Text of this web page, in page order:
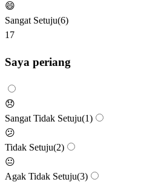
😄
Sangat Setuju(6)
17
Saya periang
😞
Sangat Tidak Setuju(1)
😕
Tidak Setuju(2)
😐
Agak Tidak Setuju(3)